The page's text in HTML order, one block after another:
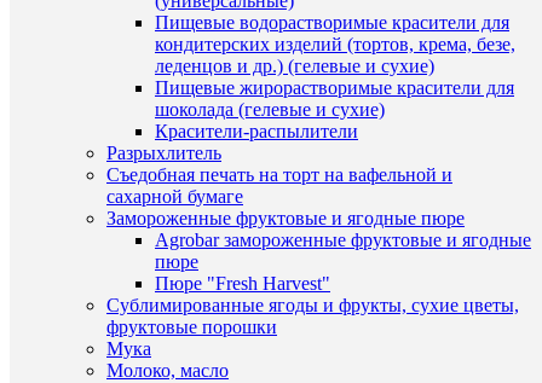
Пищевые водорастворимые красители для
кондитерских изделий (тортов, крема, безе,
леденцов и др.) (гелевые и сухие)
Пищевые жирорастворимые красители для
шоколада (гелевые и сухие)
Красители-распылители
Разрыхлитель
Съедобная печать на торт на вафельной и
сахарной бумаге
Замороженные фруктовые и ягодные пюре
Agrobar замороженные фруктовые и ягодные
пюре
Пюре "Fresh Harvest"
Сублимированные ягоды и фрукты, сухие цветы,
фруктовые порошки
Мука
Молоко, масло
В
Красная
100
мастика
В
Купить